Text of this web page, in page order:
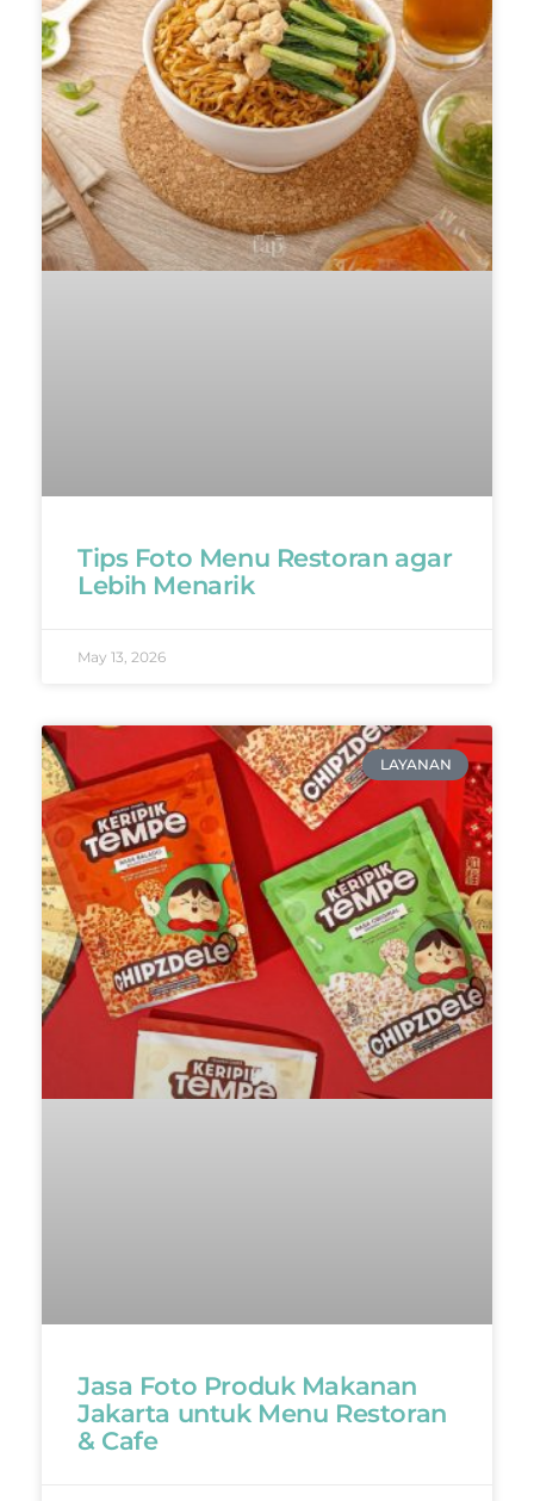
Tips Foto Menu Restoran agar
Lebih Menarik
May 13, 2026
LAYANAN
Jasa Foto Produk Makanan
Jakarta untuk Menu Restoran
& Cafe